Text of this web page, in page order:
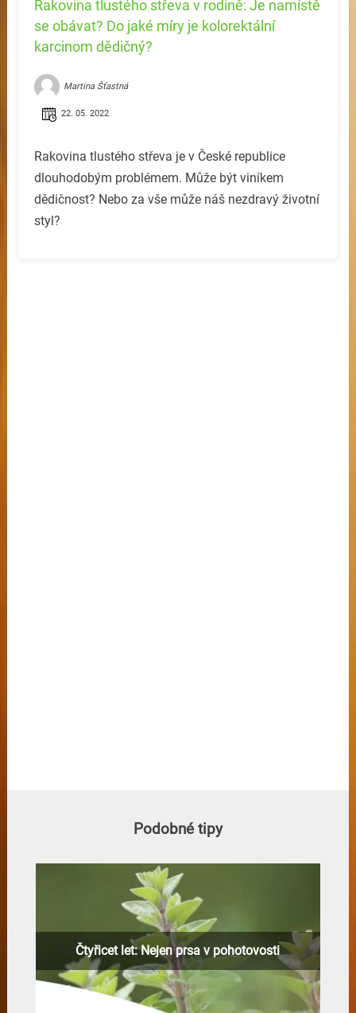
Rakovina tlustého střeva v rodině: Je namístě
se obávat? Do jaké míry je kolorektální
karcinom dědičný?
Martina Šťastná
22. 05. 2022
Rakovina tlustého střeva je v České republice
dlouhodobým problémem. Může být viníkem
dědičnost? Nebo za vše může náš nezdravý životní
styl?
Podobné tipy
Čtyřicet let: Nejen prsa v pohotovosti